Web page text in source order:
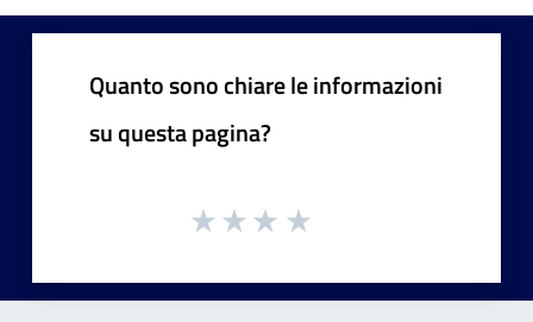
Quanto sono chiare le informazioni
su questa pagina?